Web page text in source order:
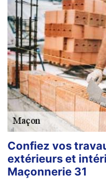
Confiez vos
extérieurs et
Maçonnerie 31